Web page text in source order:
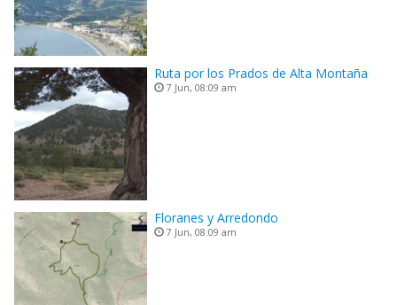
Ruta por los Prados de Alta Montaña
7 Jun, 08:09 am
Floranes y Arredondo
7 Jun, 08:09 am